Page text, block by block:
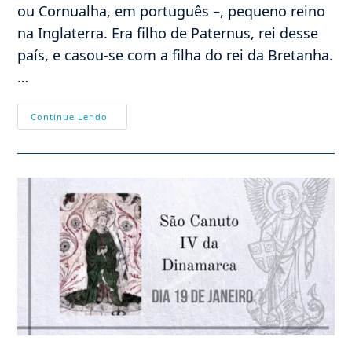
ou Cornualha, em português –, pequeno reino
na Inglaterra. Era filho de Paternus, rei desse
país, e casou-se com a filha do rei da Bretanha.
…
Continue Lendo
–
E
Mártir.